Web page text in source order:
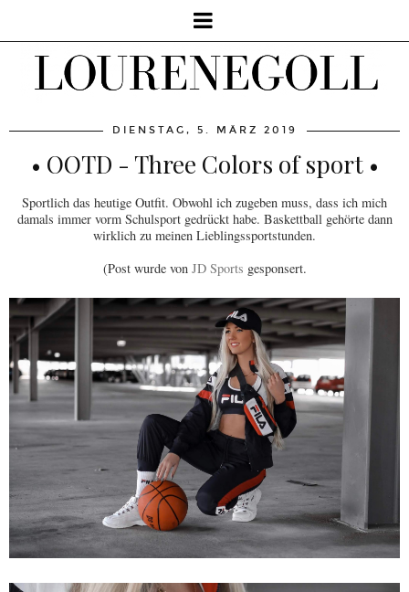
DIENSTAG, 5. MÄRZ 2019
• OOTD - Three Colors of sport •
Sportlich das heutige Outfit. Obwohl ich zugeben muss, dass ich mich
damals immer vorm Schulsport gedrückt habe. Baskettball gehörte dann
wirklich zu meinen Lieblingssportstunden.
(Post wurde von JD Sports gesponsert.